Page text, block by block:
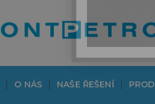
O NÁS NAŠE ŘEŠENÍ